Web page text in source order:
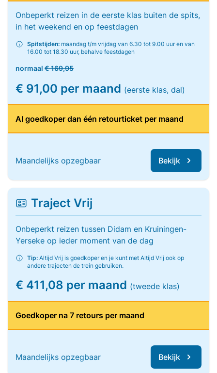
Onbeperkt reizen in de eerste klas buiten de spits,
in het weekend en op feestdagen
Spitstijden: maandag t/m vrijdag van 6.30 tot 9.00 uur en van
16.00 tot 18.30 uur, behalve feestdagen
normaal € 169,95
€ 91,00 per maand (eerste klas, dal)
Al goedkoper dan één retourticket per maand
Maandelijks opzegbaar Bekijk
Traject Vrij
Onbeperkt reizen tussen Didam en Kruiningen-
Yerseke op ieder moment van de dag
Tip: Altijd Vrij is goedkoper en je kunt met Altijd Vrij ook op
andere trajecten de trein gebruiken.
€ 411,08 per maand (tweede klas)
Goedkoper na 7 retours per maand
Maandelijks opzegbaar Bekijk